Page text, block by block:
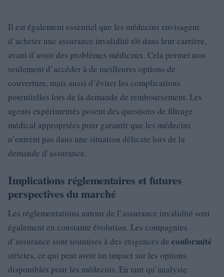
Il est également essentiel que les médecins envisagent
d’acheter une assurance invalidité tôt dans leur carrière,
avant d’avoir des problèmes médicaux. Cela permet non
seulement d’accéder à de meilleures options de
couverture, mais aussi d’éviter les complications
potentielles lors de la demande de remboursement. Les
agents expérimentés posent des questions de filtrage
médical appropriées pour garantir que les médecins
n’entrent pas dans une situation délicate lors de la
demande d’assurance.
Implications réglementaires et futures
perspectives du marché
Les réglementations autour de l’assurance invalidité sont
également en constante évolution. Les compagnies
d’assurance sont soumises à des exigences de conformité
strictes, ce qui peut avoir un impact sur les options
disponibles pour les médecins. En tant qu’analyste